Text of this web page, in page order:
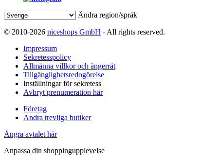
Ändra region/språk
© 2010-2026 niceshops GmbH - All rights reserved.
Impressum
Sekretesspolicy
Allmänna villkor och ångerrät
Tillgänglighetsredogörelse
Inställningar för sekretess
Avbryt prenumeration här
Företag
Andra trevliga butiker
Ångra avtalet här
Anpassa din shoppingupplevelse